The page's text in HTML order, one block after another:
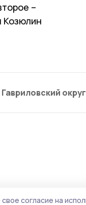
–
Козюлин
Гавриловский округ
согласие на